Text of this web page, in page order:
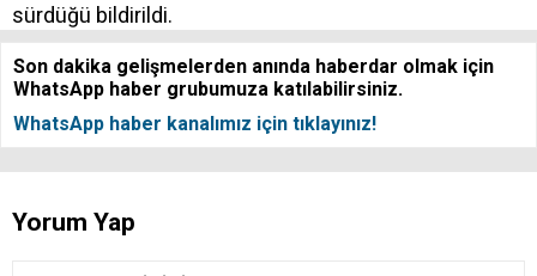
sürdüğü bildirildi.
Son dakika gelişmelerden anında haberdar olmak için
WhatsApp haber grubumuza katılabilirsiniz.
WhatsApp haber kanalımız için tıklayınız!
Yorum Yap